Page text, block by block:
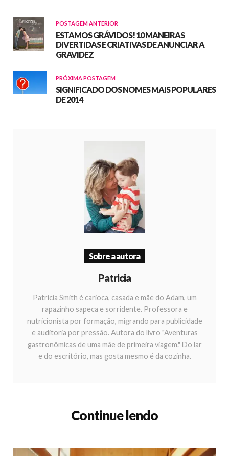
POSTAGEM ANTERIOR
ESTAMOS GRÁVIDOS! 10 MANEIRAS
DIVERTIDAS E CRIATIVAS DE ANUNCIAR A
GRAVIDEZ
PRÓXIMA POSTAGEM
SIGNIFICADO DOS NOMES MAIS POPULARES
DE 2014
Sobre a autora
Patricia
Patricia Smith é carioca, casada e mãe do Adam, um
rapazinho sapeca e sorridente. Professora e
nutricionista por formação, migrando para publicidade
e auditoria por pressão. Autora do livro "Aventuras
gastronômicas de uma mãe de primeira viagem." Do lar
e do escritório, mas gosta mesmo é da cozinha.
Continue lendo